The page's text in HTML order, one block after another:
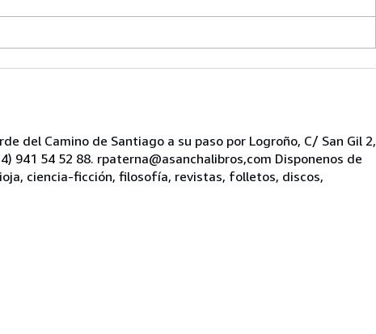
del Camino de Santiago a su paso por Logroño, C/ San Gil 2,
941 54 52 88. rpaterna@asanchalibros,com Disponenos de
ciencia-ficción, filosofía, revistas, folletos, discos,